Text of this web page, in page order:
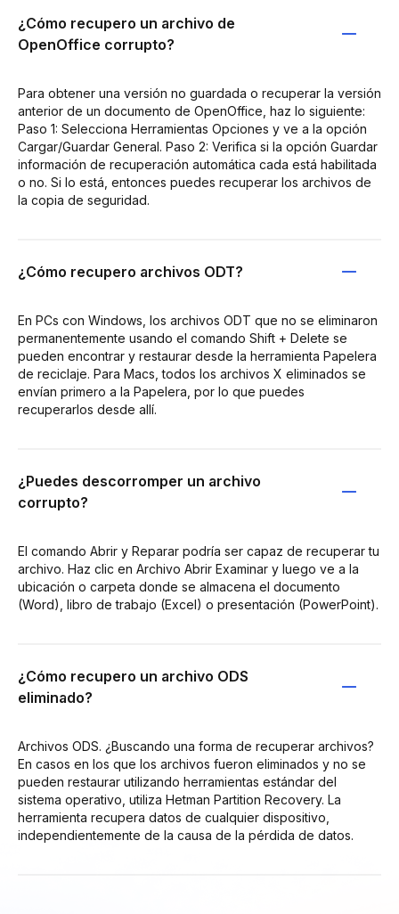
¿Cómo recupero un archivo de
OpenOffice corrupto?
Para obtener una versión no guardada o recuperar la versión
anterior de un documento de OpenOffice, haz lo siguiente:
Paso 1: Selecciona Herramientas Opciones y ve a la opción
Cargar/Guardar General. Paso 2: Verifica si la opción Guardar
información de recuperación automática cada está habilitada
o no. Si lo está, entonces puedes recuperar los archivos de
la copia de seguridad.
¿Cómo recupero archivos ODT?
En PCs con Windows, los archivos ODT que no se eliminaron
permanentemente usando el comando Shift + Delete se
pueden encontrar y restaurar desde la herramienta Papelera
de reciclaje. Para Macs, todos los archivos X eliminados se
envían primero a la Papelera, por lo que puedes
recuperarlos desde allí.
¿Puedes descorromper un archivo
corrupto?
El comando Abrir y Reparar podría ser capaz de recuperar tu
archivo. Haz clic en Archivo Abrir Examinar y luego ve a la
ubicación o carpeta donde se almacena el documento
(Word), libro de trabajo (Excel) o presentación (PowerPoint).
¿Cómo recupero un archivo ODS
eliminado?
Archivos ODS. ¿Buscando una forma de recuperar archivos?
En casos en los que los archivos fueron eliminados y no se
pueden restaurar utilizando herramientas estándar del
sistema operativo, utiliza Hetman Partition Recovery. La
herramienta recupera datos de cualquier dispositivo,
independientemente de la causa de la pérdida de datos.